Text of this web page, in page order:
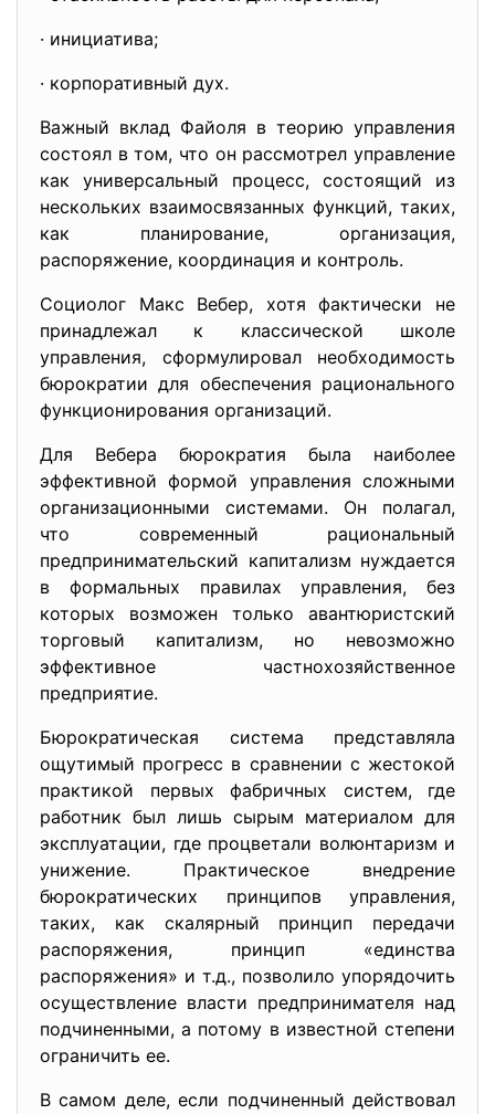
· инициатива;
· корпоративный дух.
Важный вклад Файоля в теорию управления
состоял в том, что он рассмотрел управление
как универсальный процесс, состоящий из
нескольких взаимосвязанных функций, таких,
как планирование, организация,
распоряжение, координация и контроль.
Социолог Макс Вебер, хотя фактически не
принадлежал к классической школе
управления, сформулировал необходимость
бюрократии для обеспечения рационального
функционирования организаций.
Для Вебера бюрократия была наиболее
эффективной формой управления сложными
организационными системами. Он полагал,
что современный рациональный
предпринимательский капитализм нуждается
в формальных правилах управления, без
которых возможен только авантюристский
торговый капитализм, но невозможно
эффективное частнохозяйственное
предприятие.
Бюрократическая система представляла
ощутимый прогресс в сравнении с жестокой
практикой первых фабричных систем, где
работник был лишь сырым материалом для
эксплуатации, где процветали волюнтаризм и
унижение. Практическое внедрение
бюрократических принципов управления,
таких, как скалярный принцип передачи
распоряжения, принцип «единства
распоряжения» и т.д., позволило упорядочить
осуществление власти предпринимателя над
подчиненными, а потому в известной степени
ограничить ее.
В самом деле, если подчиненный действовал